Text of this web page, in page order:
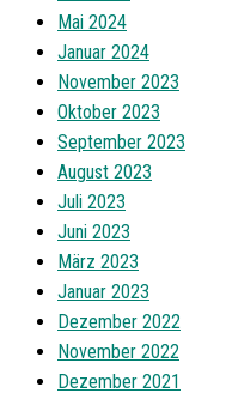
Mai 2024
Januar 2024
November 2023
Oktober 2023
September 2023
August 2023
Juli 2023
Juni 2023
März 2023
Januar 2023
Dezember 2022
November 2022
Dezember 2021